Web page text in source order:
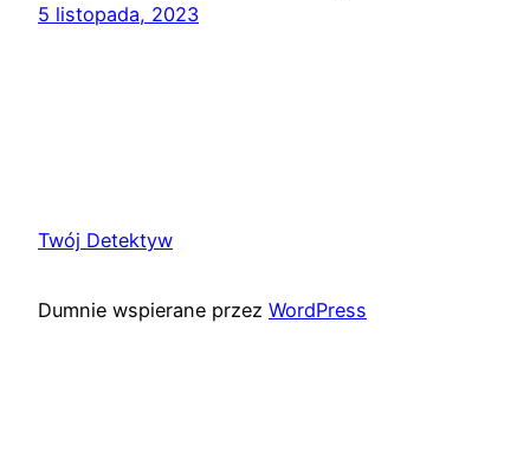
5 listopada, 2023
Twój Detektyw
Dumnie wspierane przez WordPress